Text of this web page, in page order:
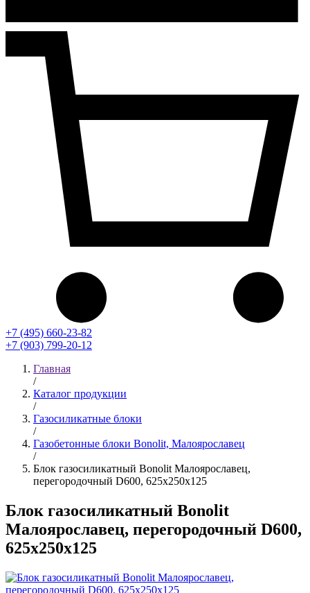
+7 (495) 660-23-82
+7 (903) 799-20-12
Главная
/
Каталог продукции
/
Газосиликатные блоки
/
Газобетонные блоки Bonolit, Малоярославец
/
Блок газосиликатный Bonolit Малоярославец,
перегородочный D600, 625x250x125
Блок газосиликатный Bonolit
Малоярославец, перегородочный D600,
625x250x125